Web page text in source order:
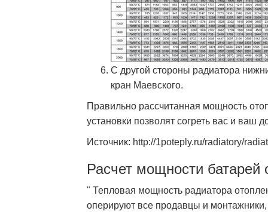
С другой стороны радиатора
кран Маевского.
Правильно рассчитанная мощность
установки позволят согреть вас и ваш
Источник: http://1poteply.ru/radiatory/
Расчет мощности батарей
" Тепловая мощность радиатора
оперируют все продавцы и